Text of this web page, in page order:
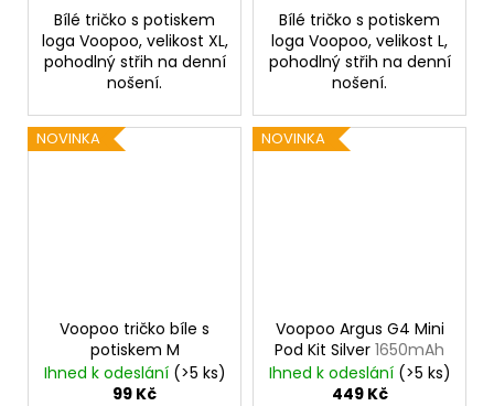
Bílé tričko s potiskem
loga Voopoo, velikost XL,
pohodlný střih na denní
nošení.
Bílé tričko s potiskem
loga Voopoo, velikost L,
pohodlný střih na denní
nošení.
NOVINKA
Voopoo tričko bíle s
potiskem M
Ihned k odeslání (>5 ks)
99 Kč
NOVINKA
Voopoo Argus G4 Mini
Pod Kit Silver 1650mAh
Ihned k odeslání (>5 ks)
449 Kč